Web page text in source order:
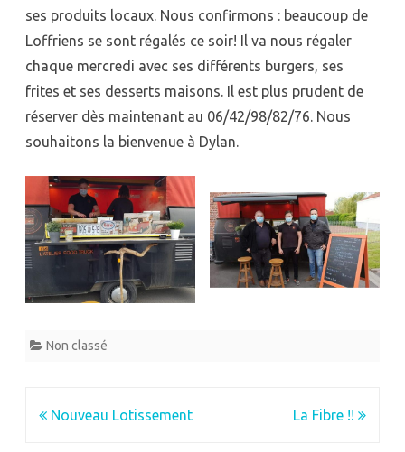
ses produits locaux. Nous confirmons : beaucoup de
Loffriens se sont régalés ce soir! Il va nous régaler
chaque mercredi avec ses différents burgers, ses
frites et ses desserts maisons. Il est plus prudent de
réserver dès maintenant au 06/42/98/82/76. Nous
souhaitons la bienvenue à Dylan.
Non classé
Navigation
Nouveau Lotissement La Fibre !!